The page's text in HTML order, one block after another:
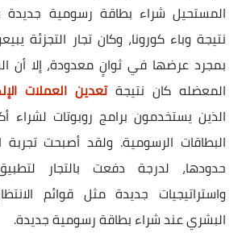
المستحيل شراء بطاقة رسومية جديدة
نتيجة وباء كورونا، وكان تجار التجزئة
بمجرد عرضها في ثوانٍ معدودة، إلا
المعضله كان نتيجةتعدين العملات
الذين يستخدمون برامج روبوتات
البطاقات الرسومية. ولقد أصبحت تجربة
حدودها، لدرجة دفعت بالتجار
واستراتيجيات جديدة مثل قوائم
البشري عند شراء بطاقة رسومية جديدة.